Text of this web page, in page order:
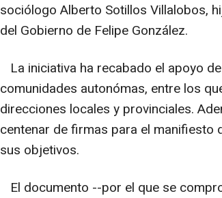
sociólogo Alberto Sotillos Villalobos,
del Gobierno de Felipe González.
La iniciativa ha recabado el apoyo
comunidades autonómas, entre los
direcciones locales y provinciales.
centenar de firmas para el manifiesto
sus objetivos.
El documento --por el que se